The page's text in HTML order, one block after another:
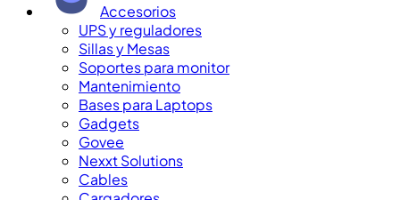
Accesorios
UPS y reguladores
Sillas y Mesas
Soportes para monitor
Mantenimiento
Bases para Laptops
Gadgets
Govee
Nexxt Solutions
Cables